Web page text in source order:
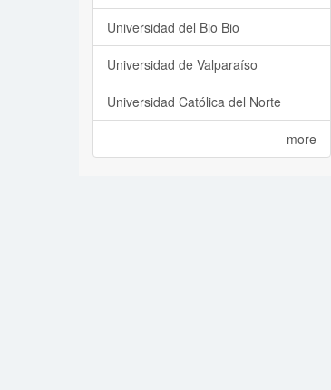
Universidad del Bio Bio
Universidad de Valparaíso
Universidad Católica del Norte
more